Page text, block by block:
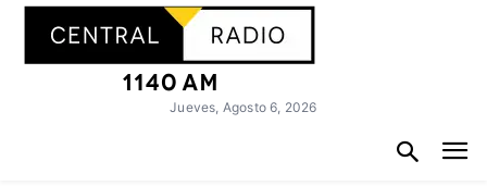
Jueves, Agosto 6, 2026